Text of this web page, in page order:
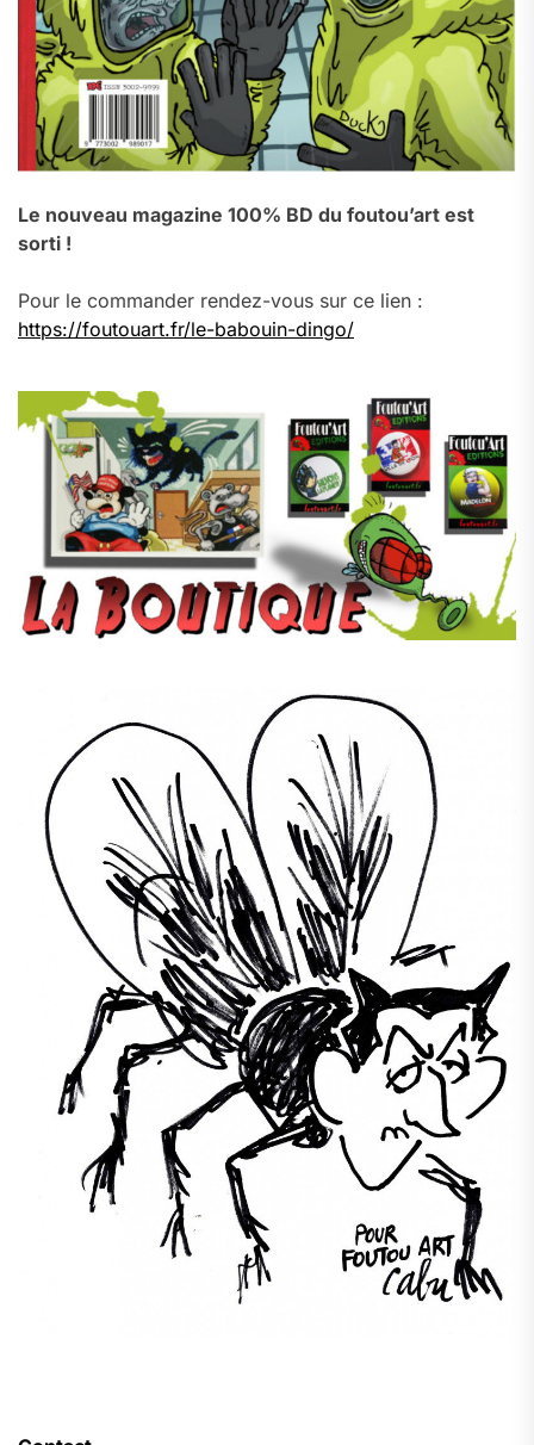
Le nouveau magazine 100% BD du foutou’art est
sorti !
Pour le commander rendez-vous sur ce lien :
https://foutouart.fr/le-babouin-dingo/